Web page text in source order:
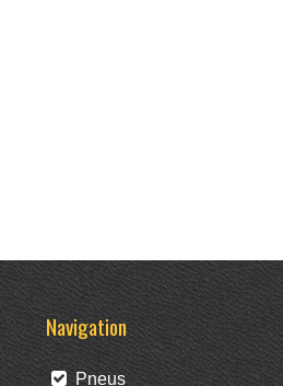
Navigation
Pneus